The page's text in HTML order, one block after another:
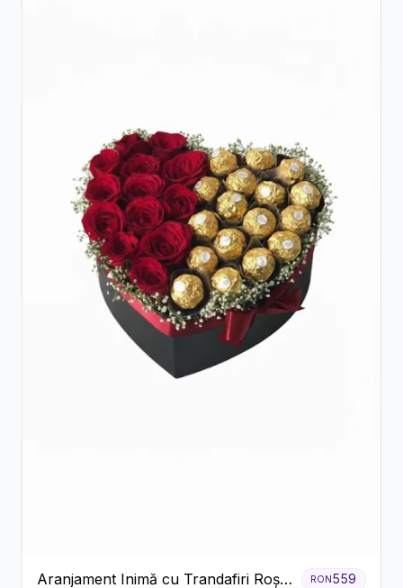
Aranjament Inimă cu Trandafiri Roșii
RON559